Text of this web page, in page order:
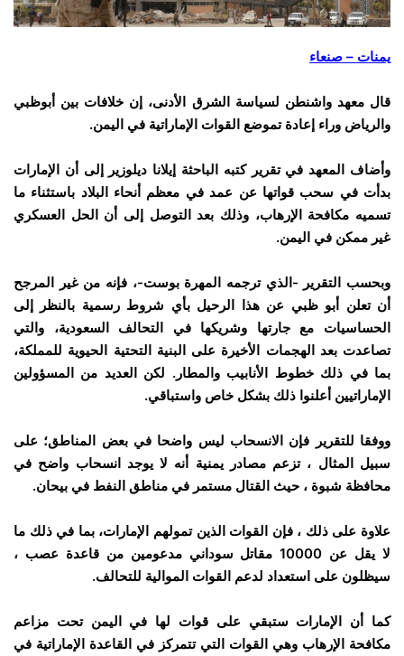
يمنات – صنعاء
قال معهد واشنطن لسياسة الشرق الأدنى، إن خلافات بين أبوظبي
والرياض وراء إعادة تموضع القوات الإماراتية في اليمن.
وأضاف المعهد في تقرير كتبه الباحثة إيلانا ديلوزير إلى أن الإمارات
بدأت في سحب قواتها عن عمد في معظم أنحاء البلاد باستثناء ما
تسميه مكافحة الإرهاب، وذلك بعد التوصل إلى أن الحل العسكري
غير ممكن في اليمن.
وبحسب التقرير -الذي ترجمه المهرة بوست-، فإنه من غير المرجح
أن تعلن أبو ظبي عن هذا الرحيل بأي شروط رسمية بالنظر إلى
الحساسيات مع جارتها وشريكها في التحالف السعودية، والتي
تصاعدت بعد الهجمات الأخيرة على البنية التحتية الحيوية للمملكة،
بما في ذلك خطوط الأنابيب والمطار. لكن العديد من المسؤولين
الإماراتيين أعلنوا ذلك بشكل خاص واستباقي.
ووفقا للتقرير فإن الانسحاب ليس واضحا في بعض المناطق؛ على
سبيل المثال ، تزعم مصادر يمنية أنه لا يوجد انسحاب واضح في
محافظة شبوة ، حيث القتال مستمر في مناطق النفط في بيحان.
علاوة على ذلك ، فإن القوات الذين تمولهم الإمارات، بما في ذلك ما
لا يقل عن 10000 مقاتل سوداني مدعومين من قاعدة عصب ،
سيظلون على استعداد لدعم القوات الموالية للتحالف.
كما أن الإمارات ستبقي على قوات لها في اليمن تحت مزاعم
مكافحة الإرهاب وهي القوات التي تتمركز في القاعدة الإماراتية في